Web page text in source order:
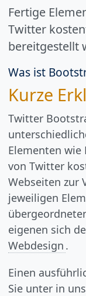
Fertige
Twitter
bereitgestellt
Was ist
Kurze
Twitter
Elementen
von Twitter
Webseiten zur
jeweiligen
eigenen sich
Webdesign .
Einen
Sie unter in